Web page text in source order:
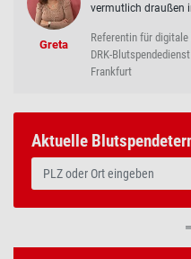
Greta
vermutlich draußen
Referentin für
DRK-
Frankfurt
Aktuelle